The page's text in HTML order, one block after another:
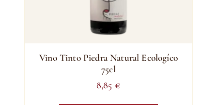
Vino Tinto Piedra Natural Ecologíco
75cl
8,85 €